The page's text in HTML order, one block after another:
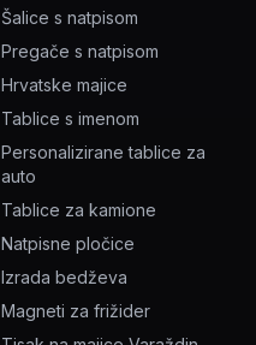
Šalice s natpisom
Pregače s natpisom
Hrvatske majice
Tablice s imenom
Personalizirane tablice za
auto
Tablice za kamione
Natpisne pločice
Izrada bedževa
Magneti za frižider